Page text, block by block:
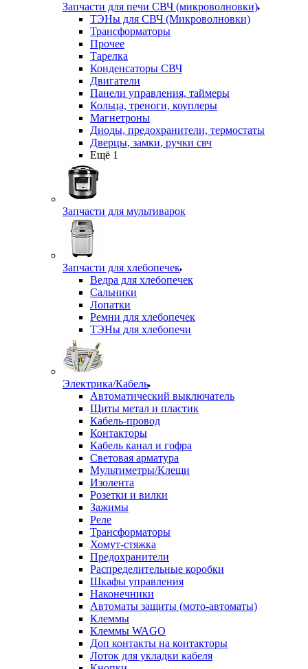
Запчасти для печи СВЧ (микроволновки)
ТЭНы для СВЧ (Микроволновки)
Трансформаторы
Прочее
Тарелка
Конденсаторы СВЧ
Двигатели
Панели управления, таймеры
Кольца, треноги, коуплеры
Магнетроны
Диоды, предохранители, термостаты
Дверцы, замки, ручки свч
Ещё 1
Запчасти для мультиварок
Запчасти для хлебопечек
Ведра для хлебопечек
Сальники
Лопатки
Ремни для хлебопечек
ТЭНы для хлебопечи
Электрика/Кабель
Автоматический выключатель
Щиты метал и пластик
Кабель-провод
Контакторы
Кабель канал и гофра
Световая арматура
Мультиметры/Клещи
Изолента
Розетки и вилки
Зажимы
Реле
Трансформаторы
Хомут-стяжка
Предохранители
Распределительные коробки
Шкафы управления
Наконечники
Автоматы защиты (мото-автоматы)
Клеммы
Клеммы WAGO
Доп контакты на контакторы
Лоток для укладки кабеля